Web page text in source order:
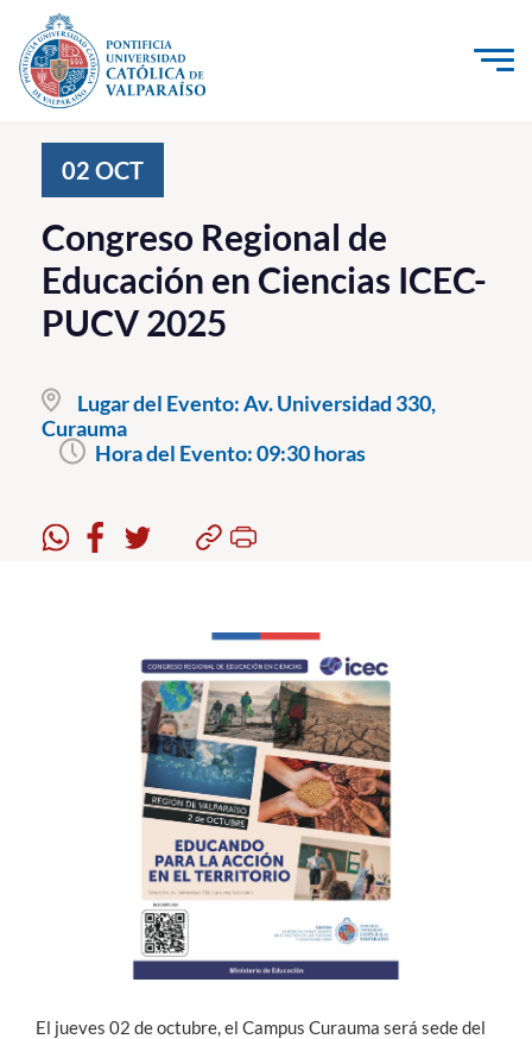
Click acá para ir directamente al contenido
Investigación, Creación e Innovación
PUCV Internacional
Vinculación con el Medio
Pregrado
Postgrado
Formación Continua
02 OCT
Congreso Regional de
Educación en Ciencias ICEC-
PUCV 2025
Lugar del Evento:Av. Universidad 330,
Curauma
Hora del Evento:09:30 horas
El jueves 02 de octubre, el Campus Curauma será sede del